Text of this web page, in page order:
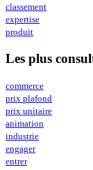
classement
expertise
produit
Les plus
commerce
prix plafond
prix unitaire
animation
industrie
engager
entrer